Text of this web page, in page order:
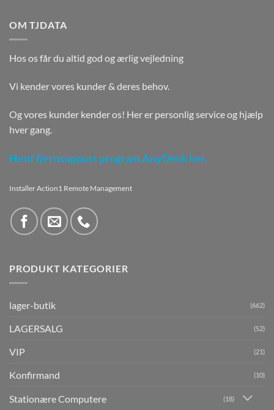
OM TJDATA
Hos os får du altid god og ærlig vejledning
Vi kender vores kunder & deres behov.
Og vores kunder kender os! Her er personlig service og hjælp
hver gang.
Hent fjernsupport program AnyDesk her.
Installer Action1 Remote Management
PRODUKT KATEGORIER
lager-butik (662)
LAGERSALG (52)
VIP (21)
Konfirmand (10)
Stationære Computere (18)